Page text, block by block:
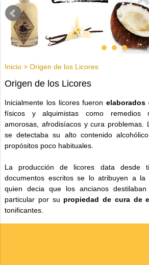
Inicio> Origen de los Licores
Origen de los Licores
Inicialmente los licores fueronelaborados
físicos y alquimistas como remedios
amorosas, afrodisíacos y cura problemas.
se detectaba su alto contenido
propósitos poco habituales.
La producción de licores data desde
documentos escritos se lo atribuyen a la
quien decia que los ancianos
particular por su propiedad de cura de
tonificantes.